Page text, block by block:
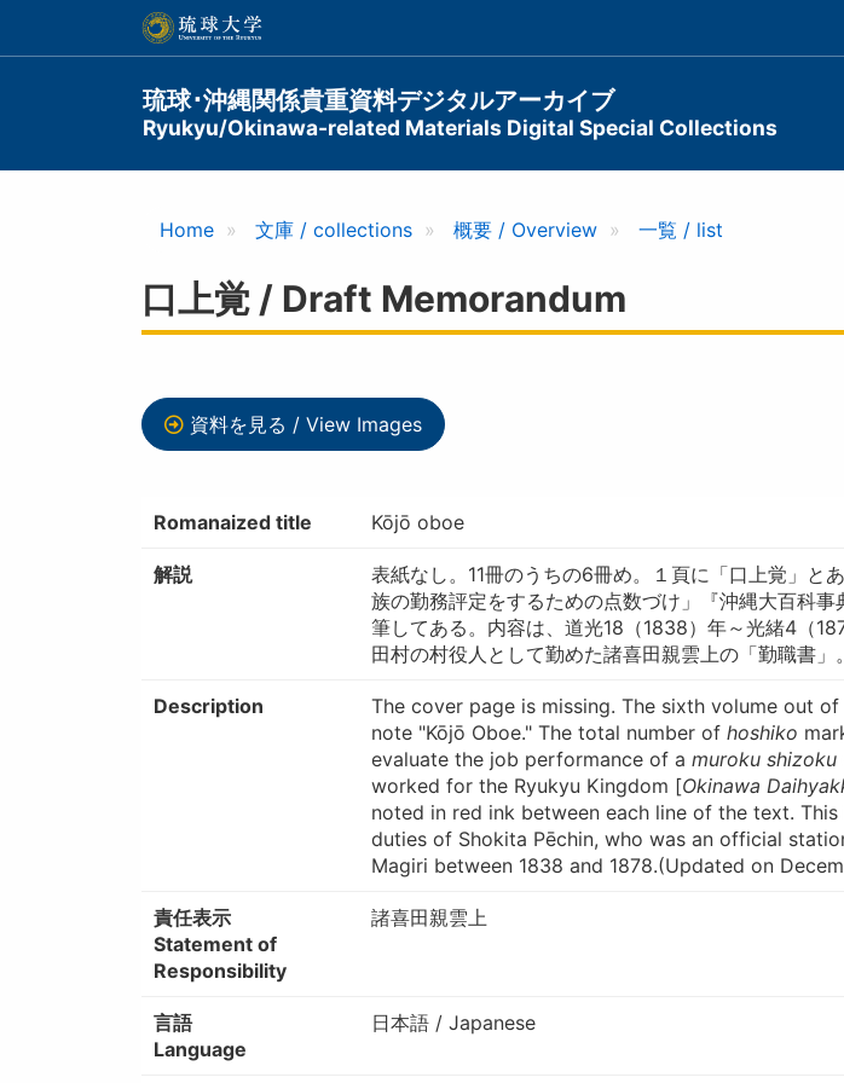
ン
琉球･沖縄関係貴重資料デジタルアーカイブ
Ryukyu/Okinawa-related Materials Digital Special Collections
Main
navigation
Home 文庫 / collections 概要 / Overview 一覧 / list
口上覚 / Draft Memorandum
資料を見る / View Images
Romanaized title Kōjō oboe
解説
表紙なし。11冊のうちの6冊め。１頁に「口上覚」と
族の勤務評定をするための点数づけ」『沖縄大百科
筆してある。内容は、道光18（1838）年～光緒4（
田村の村役人として勤めた諸喜田親雲上の「勤職書
Description
The cover page is missing. The sixth volume out
note "Kōjō Oboe." The total number of hoshiko
evaluate the job performance of a muroku shizoku
worked for the Ryukyu Kingdom [Okinawa
noted in red ink between each line of the text.
duties of Shokita Pēchin, who was an official
Magiri between 1838 and 1878.(Updated on
責任表示
Statement of
Responsibility
諸喜田親雲上
言語
Language
日本語 / Japanese